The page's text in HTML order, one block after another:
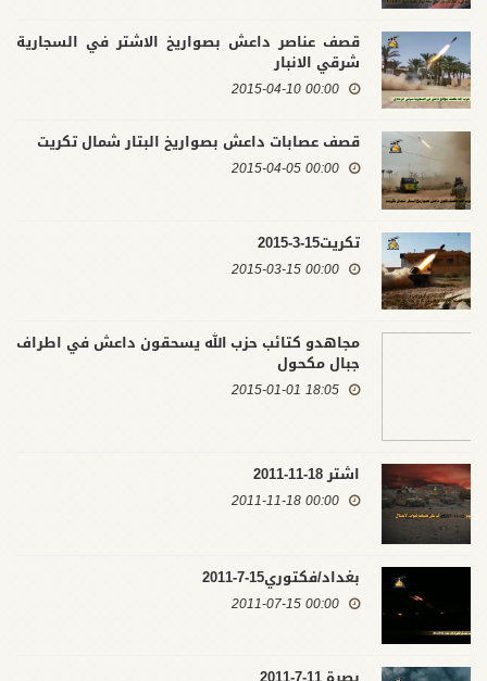
قصف عناصر داعش بصواريخ الاشتر في السجارية
شرقي الانبار
00:00 2015-04-10
قصف عصابات داعش بصواريخ البتار شمال تكريت
00:00 2015-04-05
تكريت15-3-2015
00:00 2015-03-15
مجاهدو كتائب حزب الله يسحقون داعش في اطراف
جبال مكحول
18:05 2015-01-01
اشتر 18-11-2011
00:00 2011-11-18
بغداد/فكتوري15-7-2011
00:00 2011-07-15